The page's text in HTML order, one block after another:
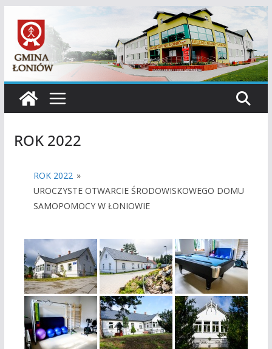
treści
ROK 2022
ROK 2022 »
UROCZYSTE OTWARCIE ŚRODOWISKOWEGO DOMU
SAMOPOMOCY W ŁONIOWIE